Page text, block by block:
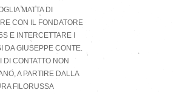
MATTA DI
CON IL FONDATORE
E INTERCETTARE I
DA GIUSEPPE CONTE.
DI CONTATTO NON
A PARTIRE DALLA
FILORUSSA